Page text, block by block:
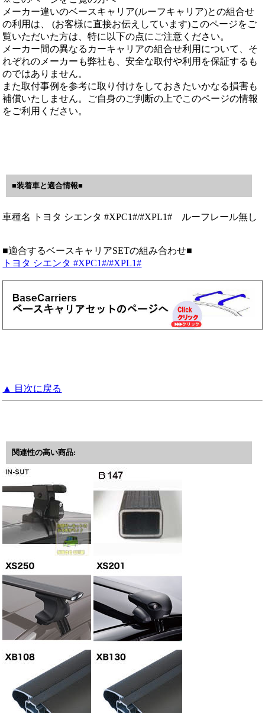
メーカー違いのベースキャリア(ルーフキャリア)との組合せ
の利用は、 (お客様に直接お伝えしています)このページをご
覧いただいた方は、特に以下の点にご注意ください。
メーカー間の異なるカーキャリアの組合せ利用について、そ
れぞれのメーカーも弊社も、安全な取付や利用を保証するも
のではありません。
また取付事例を参考に取り付けをしておきたいかなる損害も
補償いたしません。ご自身のご判断の上でこのページの情報
をご利用ください。
■装着車と適合情報■
車種名 トヨタ シエンタ #XPC1#/#XPL1# ルーフレール無し
■適合するベースキャリアSETの組み合わせ■
トヨタ シエンタ #XPC1#/#XPL1#
▲ 目次に戻る
関連性の高い商品: